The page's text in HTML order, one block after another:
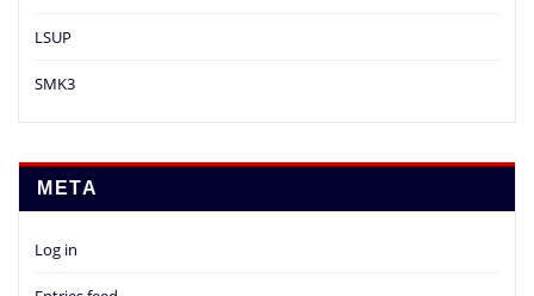
LSUP
SMK3
META
Log in